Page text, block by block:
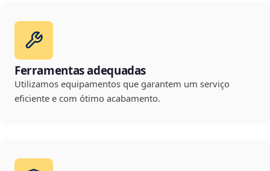
Ferramentas adequadas
Utilizamos equipamentos que garantem um serviço
eficiente e com ótimo acabamento.